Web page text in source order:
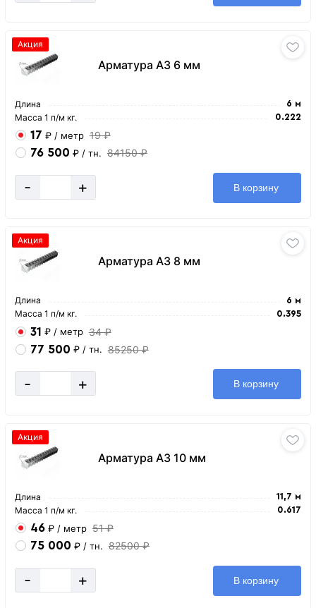
Арматура А3 6 мм
Акция
Длина 6 м
Масса 1 п/м кг. 0.222
17 ₽ / метр 19 ₽
76 500 ₽ / тн. 84150 ₽
- + В корзину
Арматура А3 8 мм
Акция
Длина 6 м
Масса 1 п/м кг. 0.395
31 ₽ / метр 34 ₽
77 500 ₽ / тн. 85250 ₽
- + В корзину
Арматура А3 10 мм
Акция
Длина 11,7 м
Масса 1 п/м кг. 0.617
46 ₽ / метр 51 ₽
75 000 ₽ / тн. 82500 ₽
- + В корзину